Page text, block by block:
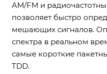
AM/FM и
позволяет быстро
мешающих сигналов.
спектра в реальном
самые короткие
TDD.